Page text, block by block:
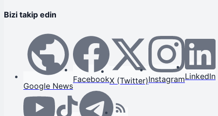
Bizi takip edin
Google News
FacebookX (Twitter)InstagramLinkedIn